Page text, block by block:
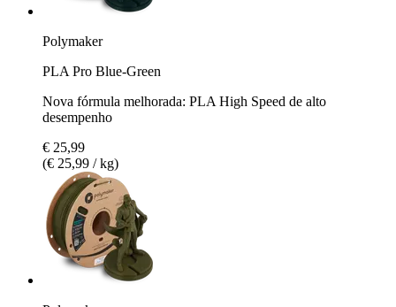
Polymaker
PLA Pro Blue-Green
Nova fórmula melhorada: PLA High Speed de alto
desempenho
€ 25,99
(€ 25,99 / kg)